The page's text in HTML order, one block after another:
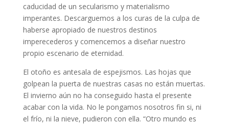
caducidad de un secularismo y materialismo
imperantes. Descarguemos a los curas de la culpa de
haberse apropiado de nuestros destinos
imperecederos y comencemos a diseñar nuestro
propio escenario de eternidad.
El otoño es antesala de espejismos. Las hojas que
golpean la puerta de nuestras casas no están muertas.
El invierno aún no ha conseguido hasta el presente
acabar con la vida. No le pongamos nosotros fin si, ni
el frío, ni la nieve, pudieron con ella. “Otro mundo es